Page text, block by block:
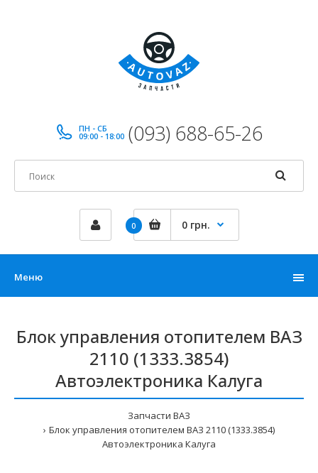
ПН - СБ
09:00 - 18:00 (093) 688-65-26
0 0 грн.
Меню
Блок управления отопителем ВАЗ
2110 (1333.3854)
Автоэлектроника Калуга
Запчасти ВАЗ
Блок управления отопителем ВАЗ 2110 (1333.3854)
Автоэлектроника Калуга